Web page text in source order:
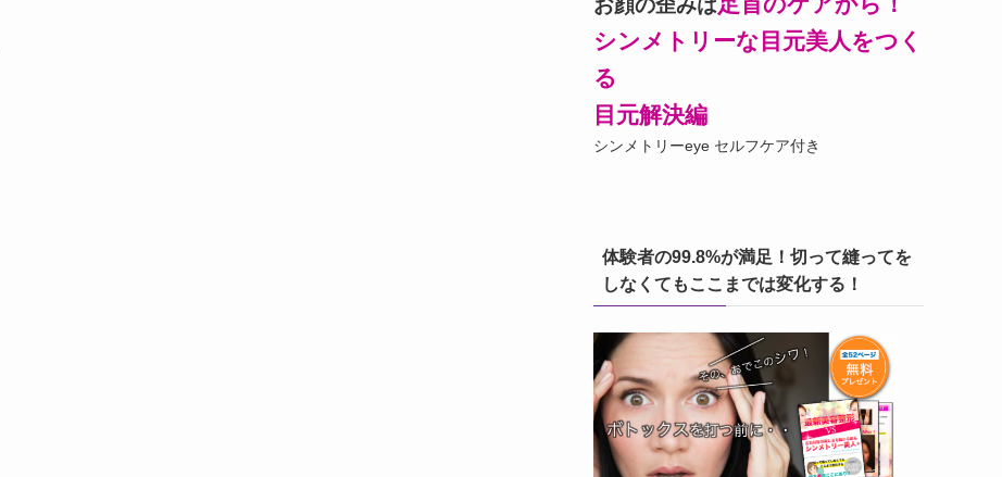
シンメトリーな目元美人をつく
る
目元解決編
シンメトリーeye セルフケア付き
体験者の99.8%が満足！切って縫ってを
しなくてもここまでは変化する！